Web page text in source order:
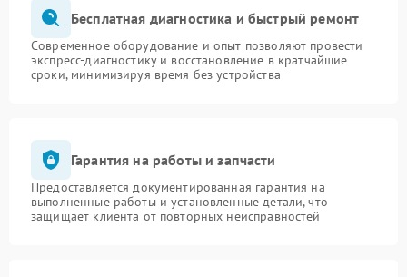
Бесплатная диагностика и быстрый ремонт
Современное оборудование и опыт позволяют провести
экспресс-диагностику и восстановление в кратчайшие
сроки, минимизируя время без устройства
Гарантия на работы и запчасти
Предоставляется документированная гарантия на
выполненные работы и установленные детали, что
защищает клиента от повторных неисправностей